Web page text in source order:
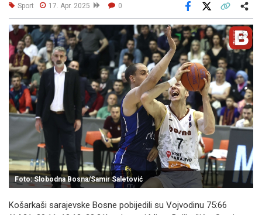
Sport 17. Apr. 2025 0
Facebook
Foto: Slobodna Bosna/Samir Saletović
Košarkaši sarajevske Bosne pobijedili su Vojvodinu 75:66